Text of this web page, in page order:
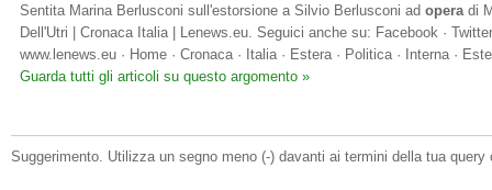
Sentita Marina Berlusconi sull'estorsione a Silvio Berlusconi ad opera di
Dell'Utri | Cronaca Italia | Lenews.eu. Seguici anche su: Facebook ·
www.lenews.eu · Home · Cronaca · Italia · Estera · Politica · Interna ·
Guarda tutti gli articoli su questo argomento »
Suggerimento. Utilizza un segno meno (-) davanti ai termini della tua query